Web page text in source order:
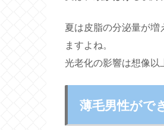
夏は皮脂の分泌量が増
ますよね。
光老化の影響は想像以
薄毛男性がで